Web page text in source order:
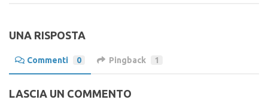
UNA RISPOSTA
Commenti 0 Pingback 1
LASCIA UN COMMENTO